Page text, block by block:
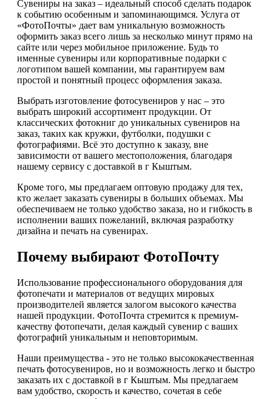
Сувениры на заказ – идеальный способ сделать подарок
к событию особенным и запоминающимся. Услуга от
«ФотоПочты» дает вам уникальную возможность
оформить заказ всего лишь за несколько минут прямо на
сайте или через мобильное приложение. Будь то
именные сувениры или корпоративные подарки с
логотипом вашей компании, мы гарантируем вам
простой и понятный процесс оформления заказа.
Выбрать изготовление фотосувениров у нас – это
выбрать широкий ассортимент продукции. От
классических фотокниг до уникальных сувениров на
заказ, таких как кружки, футболки, подушки с
фотографиями. Всё это доступно к заказу, вне
зависимости от вашего местоположения, благодаря
нашему сервису с доставкой в г Кыштым.
Кроме того, мы предлагаем оптовую продажу для тех,
кто желает заказать сувениры в больших объемах. Мы
обеспечиваем не только удобство заказа, но и гибкость в
исполнении ваших пожеланий, включая разработку
дизайна и печать на сувенирах.
Почему выбирают ФотоПочту
Использование профессионального оборудования для
фотопечати и материалов от ведущих мировых
производителей является залогом высокого качества
нашей продукции. ФотоПочта стремится к премиум-
качеству фотопечати, делая каждый сувенир с ваших
фотографий уникальным и неповторимым.
Наши преимущества - это не только высококачественная
печать фотосувениров, но и возможность легко и быстро
заказать их с доставкой в г Кыштым. Мы предлагаем
вам удобство, скорость и качество, сочетая в себе